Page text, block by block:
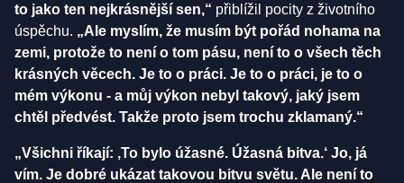
to jako ten nejkrásnější sen,“ přiblížil pocity z životního
úspěchu. „Ale myslím, že musím být pořád nohama na
zemi, protože to není o tom pásu, není to o všech těch
krásných věcech. Je to o práci. Je to o práci, je to o
mém výkonu - a můj výkon nebyl takový, jaký jsem
chtěl předvést. Takže proto jsem trochu zklamaný.“
„Všichni říkají: ‚To bylo úžasné. Úžasná bitva.‘ Jo, já
vím. Je dobré ukázat takovou bitvu světu. Ale není to